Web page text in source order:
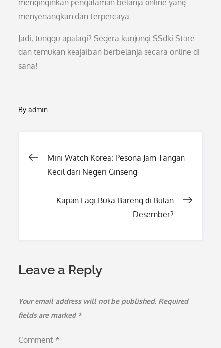
menginginkan pengalaman belanja online yang
menyenangkan dan terpercaya.
Jadi, tunggu apalagi? Segera kunjungi SSdki Store
dan temukan keajaiban berbelanja secara online di
sana!
Byadmin
Post
Mini Watch Korea: Pesona Jam Tangan
Kecil dari Negeri Ginseng
Kapan Lagi Buka Bareng di Bulan
Desember?
Leave a Reply
Your email address will not be published. Required
fields are marked *
Comment *